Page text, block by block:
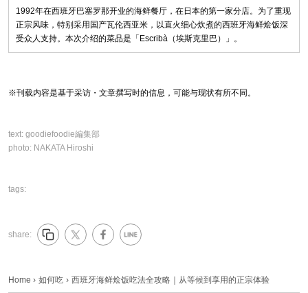
1992年在西班牙巴塞罗那开业的海鲜餐厅，在日本的第一家分店。为了重现
正宗风味，特别采用国产瓦伦西亚米，以直火细心炊煮的西班牙海鲜烩饭深
受众人支持。本次介绍的菜品是「Escribà（埃斯克里巴）」。
※刊载内容是基于采访・文章撰写时的信息，可能与现状有所不同。
text: goodiefoodie編集部
photo: NAKATA Hiroshi
tags:
share:
Home › 如何吃 › 西班牙海鲜烩饭吃法全攻略｜从等候到享用的正宗体验